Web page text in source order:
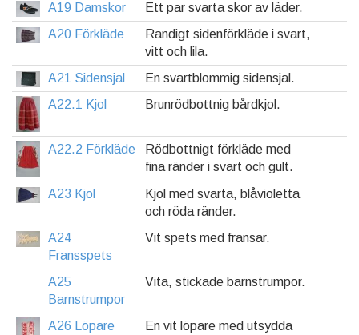
A19 Damskor
Ett par svarta skor av läder.
A20 Förkläde
Randigt sidenförkläde i svart,
vitt och lila.
A21 Sidensjal
En svartblommig sidensjal.
A22.1 Kjol
Brunrödbottnig bårdkjol.
A22.2 Förkläde
Rödbottnigt förkläde med
fina ränder i svart och gult.
A23 Kjol
Kjol med svarta, blåvioletta
och röda ränder.
A24
Fransspets
Vit spets med fransar.
A25
Barnstrumpor
Vita, stickade barnstrumpor.
A26 Löpare
En vit löpare med utsydda